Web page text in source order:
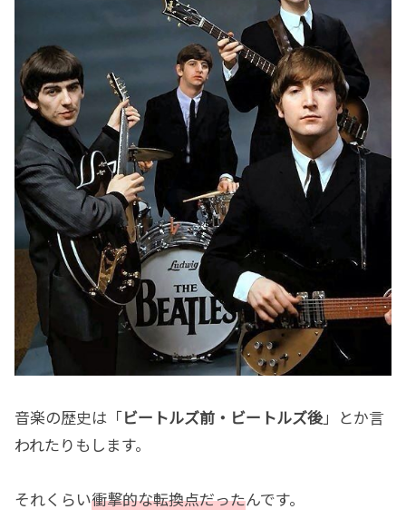
音楽の歴史は「ビートルズ前・ビートルズ後」とか言
われたりもします。
それくらい衝撃的な転換点だったんです。